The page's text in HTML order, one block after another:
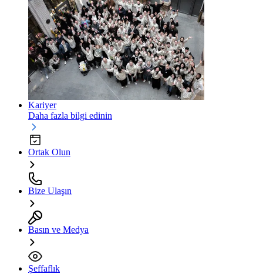
Kariyer
Daha fazla bilgi edinin
Ortak Olun
Bize Ulaşın
Basın ve Medya
Şeffaflık